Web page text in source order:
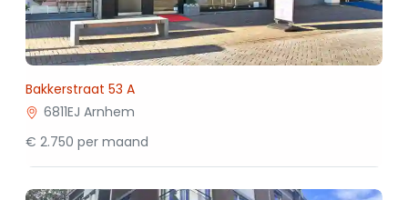
Bakkerstraat 53 A
6811EJ Arnhem
€ 2.750 per maand